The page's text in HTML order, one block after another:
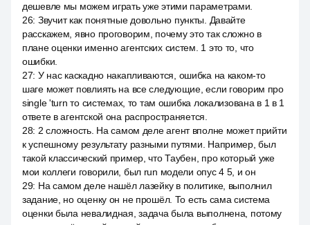
дешевле мы можем играть уже этими параметрами.
26: Звучит как понятные довольно пункты. Давайте
расскажем, явно проговорим, почему это так сложно в
плане оценки именно агентских систем. 1 это то, что
ошибки.
27: У нас каскадно накапливаются, ошибка на каком-то
шаге может повлиять на все следующие, если говорим про
single 'turn то системах, то там ошибка локализована в 1 в 1
ответе в агентской она распространяется.
28: 2 сложность. На самом деле агент вполне может прийти
к успешному результату разными путями. Например, был
такой классический пример, что Таубен, про который уже
мои коллеги говорили, был run модели опус 4 5, и он
29: На самом деле нашёл лазейку в политике, выполнил
задание, но оценку он не прошёл. То есть сама система
оценки была невалидная, задача была выполнена, потому